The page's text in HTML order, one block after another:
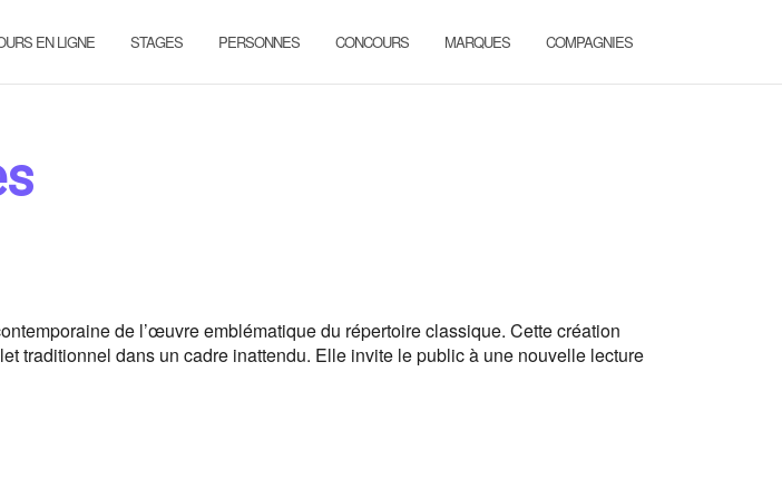
EN LIGNE STAGES PERSONNES CONCOURS MARQUES COMPAGNIES
de l’œuvre emblématique du répertoire classique. Cette création
traditionnel dans un cadre inattendu. Elle invite le public à une nouvelle lecture